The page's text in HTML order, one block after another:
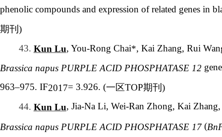
phenolic compounds and expression of related genes in
期刊 )
43. Kun Lu, You-Rong Chai*, Kai Zhang, Rui
Brassica napus PURPLE ACID PHOSPHATASE 12
963–975. IF2017= 3.926. (一区TOP期刊 )
44. Kun Lu, Jia-Na Li, Wei-Ran Zhong, Kai
Brassica napus PURPLE ACID PHOSPHATASE 17 (